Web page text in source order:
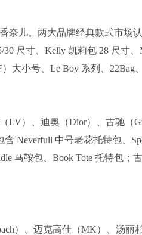
奈儿。两大品牌经典款式市场
30 尺寸、Kelly 凯莉包 28 尺寸
）大小号、Le Boy 系列、22Bag
LV）、迪奥（Dior）、古驰（
Neverfull 中号老花托特包、
马鞍包、Book Tote 托特包；
）、迈克高仕（MK）、汤丽